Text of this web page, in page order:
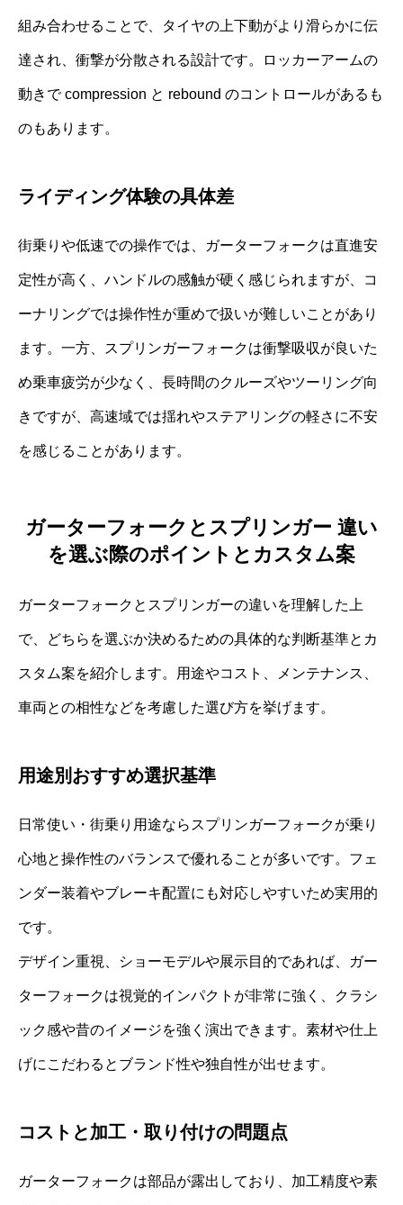
組み合わせることで、タイヤの上下動がより滑らかに伝
達され、衝撃が分散される設計です。ロッカーアームの
動きで compression と rebound のコントロールがあるも
のもあります。
ライディング体験の具体差
街乗りや低速での操作では、ガーターフォークは直進安
定性が高く、ハンドルの感触が硬く感じられますが、コ
ーナリングでは操作性が重めで扱いが難しいことがあり
ます。一方、スプリンガーフォークは衝撃吸収が良いた
め乗車疲労が少なく、長時間のクルーズやツーリング向
きですが、高速域では揺れやステアリングの軽さに不安
を感じることがあります。
ガーターフォークとスプリンガー 違い
を選ぶ際のポイントとカスタム案
ガーターフォークとスプリンガーの違いを理解した上
で、どちらを選ぶか決めるための具体的な判断基準とカ
スタム案を紹介します。用途やコスト、メンテナンス、
車両との相性などを考慮した選び方を挙げます。
用途別おすすめ選択基準
日常使い・街乗り用途ならスプリンガーフォークが乗り
心地と操作性のバランスで優れることが多いです。フェ
ンダー装着やブレーキ配置にも対応しやすいため実用的
です。
デザイン重視、ショーモデルや展示目的であれば、ガー
ターフォークは視覚的インパクトが非常に強く、クラシ
ック感や昔のイメージを強く演出できます。素材や仕上
げにこだわるとブランド性や独自性が出せます。
コストと加工・取り付けの問題点
ガーターフォークは部品が露出しており、加工精度や素